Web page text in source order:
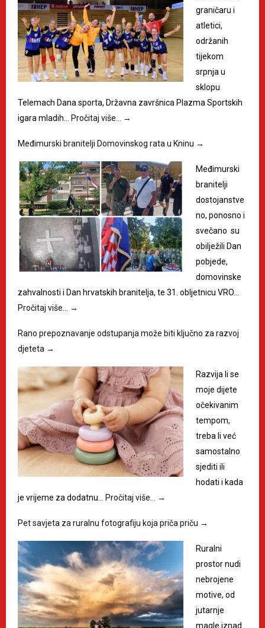
graničaru i
atletici,
održanih
tijekom
srpnja u
sklopu
Telemach Dana sporta, Državna završnica Plazma Sportskih
igara mladih…
Pročitaj više… →
Međimurski branitelji Domovinskog rata u Kninu →
Međimurski
branitelji
dostojanstve
no, ponosno i
svečano su
obilježili Dan
pobjede,
domovinske
zahvalnosti i Dan hrvatskih branitelja, te 31. obljetnicu VRO…
Pročitaj više…
→
Rano prepoznavanje odstupanja može biti ključno za razvoj
djeteta →
Razvija li se
moje dijete
očekivanim
tempom,
treba li već
samostalno
sjediti ili
hodati i kada
je vrijeme za dodatnu…
Pročitaj više… →
Pet savjeta za ruralnu fotografiju koja priča priču →
Ruralni
prostor nudi
nebrojene
motive, od
jutarnje
magle iznad